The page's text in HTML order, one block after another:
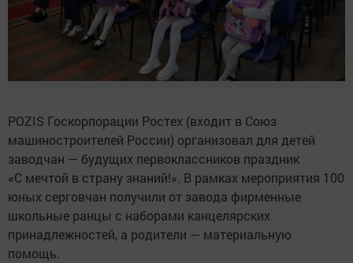
POZIS Госкорпорации Ростех (входит в Союз
машиностроителей России) организовал для детей
заводчан — будущих первоклассников праздник
«С мечтой в страну знаний!». В рамках мероприятия 100
юных серговчан получили от завода фирменные
школьные ранцы с наборами канцелярских
принадлежностей, а родители — материальную
помощь.